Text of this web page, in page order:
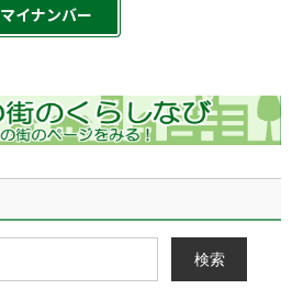
マイナンバー
検索